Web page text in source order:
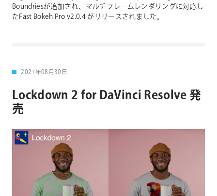
Boundriesが追加され、マルチフレームレンダリングに対応し
たFast Bokeh Pro v2.0.4 がリリースされました。
2021年08月30日
Lockdown 2 for DaVinci Resolve 発
売